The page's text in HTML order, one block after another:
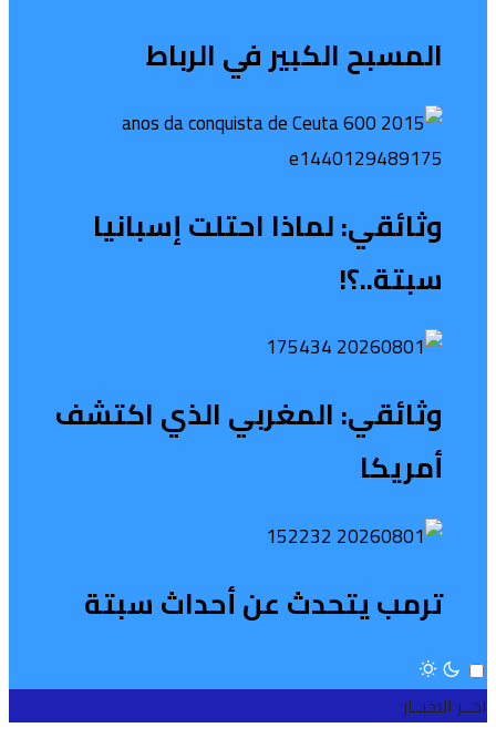
المسبح الكبير في الرباط
وثائقي: لماذا احتلت إسبانيا
سبتة..؟!
وثائقي: المغربي الذي اكتشف
أمريكا
ترمب يتحدث عن أحداث سبتة
اخــر الاخبــار